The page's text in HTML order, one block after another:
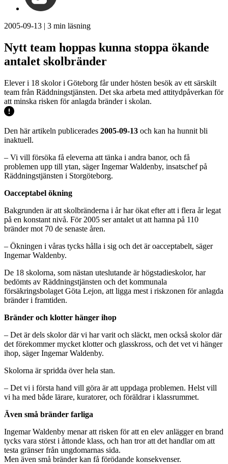
2005-09-13 | 3 min läsning
Nytt team hoppas kunna stoppa ökande
antalet skolbränder
Elever i 18 skolor i Göteborg får under hösten besök av ett särskilt
team från Räddningstjänsten. Det ska arbeta med attitydpåverkan för
att minska risken för anlagda bränder i skolan.
Den här artikeln publicerades 2005-09-13 och kan ha hunnit bli
inaktuell.
– Vi vill försöka få eleverna att tänka i andra banor, och få
problemen upp till ytan, säger Ingemar Waldenby, insatschef på
Räddningstjänsten i Storgöteborg.
Oacceptabel ökning
Bakgrunden är att skolbränderna i år har ökat efter att i flera år legat
på en konstant nivå. För 2005 ser antalet ut att hamna på 110
bränder mot 70 de senaste åren.
– Ökningen i våras tycks hålla i sig och det är oacceptabelt, säger
Ingemar Waldenby.
De 18 skolorna, som nästan uteslutande är högstadieskolor, har
bedömts av Räddningstjänsten och det kommunala
försäkringsbolaget Göta Lejon, att ligga mest i riskzonen för anlagda
bränder i framtiden.
Bränder och klotter hänger ihop
– Det är dels skolor där vi har varit och släckt, men också skolor där
det förekommer mycket klotter och glasskross, och det vet vi hänger
ihop, säger Ingemar Waldenby.
Skolorna är spridda över hela stan.
– Det vi i första hand vill göra är att uppdaga problemen. Helst vill
vi ha med både lärare, kuratorer, och föräldrar i klassrummet.
Även små bränder farliga
Ingemar Waldenby menar att risken för att en elev anlägger en brand
tycks vara störst i åttonde klass, och han tror att det handlar om att
testa gränser från ungdomarnas sida.
Men även små bränder kan få förödande konsekvenser.